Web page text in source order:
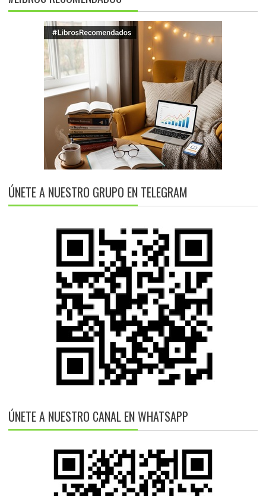
ÚNETE A NUESTRO GRUPO EN TELEGRAM
ÚNETE A NUESTRO CANAL EN WHATSAPP